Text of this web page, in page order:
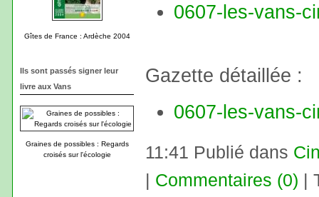
Gîtes de France : Ardèche 2004
Ils sont passés signer leur
livre aux Vans
Graines de possibles : Regards
croisés sur l'écologie
0607-les-vans-
Gazette détaillée :
0607-les-vans-
11:41 Publié dans
| Commentaires (0) |